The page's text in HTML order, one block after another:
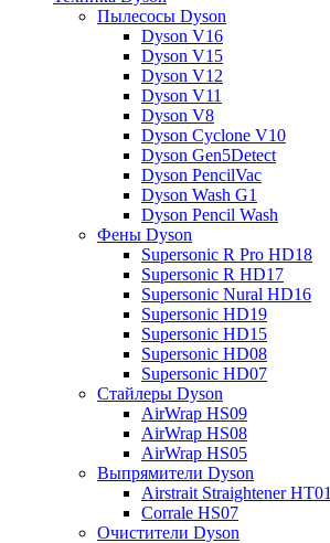
Пылесосы Dyson
Dyson V16
Dyson V15
Dyson V12
Dyson V11
Dyson V8
Dyson Cyclone V10
Dyson Gen5Detect
Dyson PencilVac
Dyson Wash G1
Dyson Pencil Wash
Фены Dyson
Supersonic R Pro HD18
Supersonic R HD17
Supersonic Nural HD16
Supersonic HD19
Supersonic HD15
Supersonic HD08
Supersonic HD07
Стайлеры Dyson
AirWrap HS09
AirWrap HS08
AirWrap HS05
Выпрямители Dyson
Airstrait Straightener HT01
Corrale HS07
Очистители Dyson